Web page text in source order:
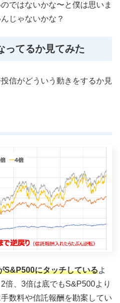
ではないかな〜と僕は思いま
じゃないかな？
ってるか見てみた
信がどういう動きをするか見
S&P500にタッチしているよ
倍、3倍は底でもS&P500より
数料や信託報酬を勘案してい